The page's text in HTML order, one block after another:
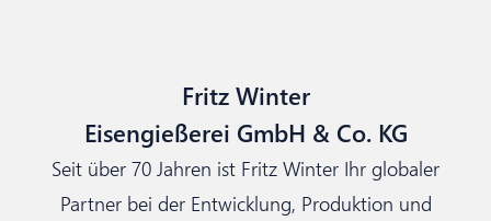
Fritz Winter
Eisengießerei GmbH & Co. KG
Seit über 70 Jahren ist Fritz Winter Ihr globaler
Partner bei der Entwicklung, Produktion und